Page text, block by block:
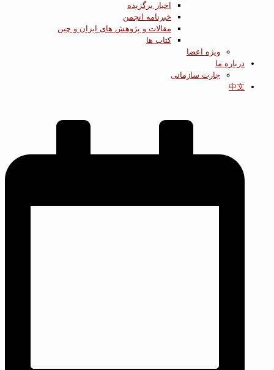
اخبار برگزیده
خبرنامه انجمن
مقالات و پژوهش های ایران و چین
کتاب ها
ویژه اعضا
درباره ما
چارت سازمانی
中文